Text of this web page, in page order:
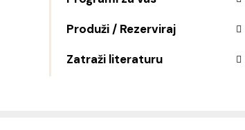
Produži / Rezerviraj
Zatraži literaturu